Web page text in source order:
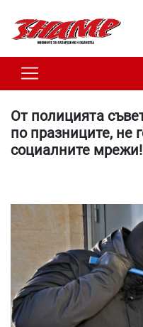
От полицията
по празниците, не
социалните мрежи!